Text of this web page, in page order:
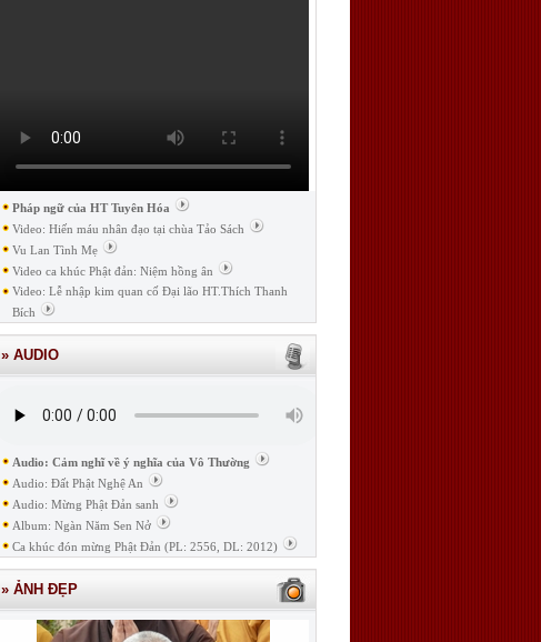
Pháp ngữ của HT Tuyên Hóa
Video: Hiến máu nhân đạo tại chùa Tảo Sách
Vu Lan Tình Mẹ
Video ca khúc Phật đản: Niệm hồng ân
Video: Lễ nhập kim quan cố Đại lão HT.Thích Thanh
Bích
» AUDIO
Audio: Cảm nghĩ về ý nghĩa của Vô Thường
Audio: Đất Phật Nghệ An
Audio: Mừng Phật Đản sanh
Album: Ngàn Năm Sen Nở
Ca khúc đón mừng Phật Đản (PL: 2556, DL: 2012)
» ẢNH ĐẸP